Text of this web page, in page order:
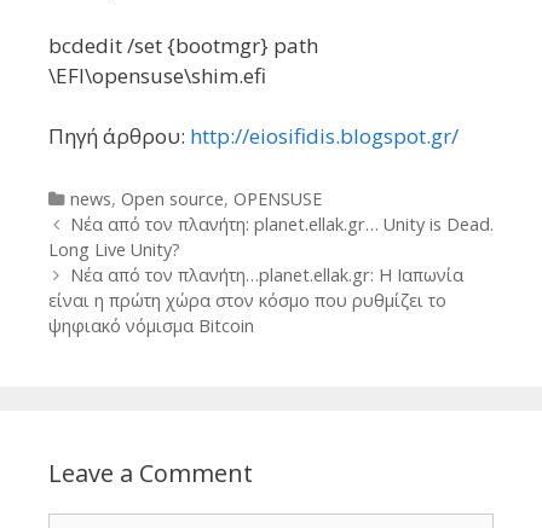
bcdedit /set {bootmgr} path
\EFI\opensuse\shim.efi
Πηγή άρθρου: http://eiosifidis.blogspot.gr/
Categories
news, Open source, OPENSUSE
Post
navigation
Νέα από τον πλανήτη: planet.ellak.gr… Unity is Dead.
Long Live Unity?
Νέα από τον πλανήτη…planet.ellak.gr: Η Ιαπωνία
είναι η πρώτη χώρα στον κόσμο που ρυθμίζει το
ψηφιακό νόμισμα Bitcoin
Leave a Comment